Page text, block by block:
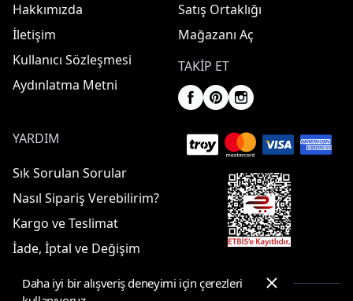
Hakkımızda
İletişim
Kullanıcı Sözleşmesi
Aydınlatma Metni
Satış Ortaklığı
Mağazanı Aç
TAKIP ET
YARDIM
Sık Sorulan Sorular
Nasıl Sipariş Verebilirim?
Kargo ve Teslimat
İade, İptal ve Değişim
Daha iyi bir alışveriş deneyimi için çerezleri